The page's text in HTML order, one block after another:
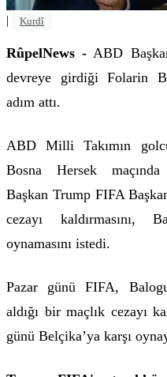
| Kurdî
RûpelNews - ABD
devreye girdiği Folarin
adım attı.
ABD Milli Takımın
Bosna Hersek
Başkan Trump FIFA
cezayı kaldırmasını,
oynamasını istedi.
Pazar günü FIFA,
aldığı bir maçlık cezayı
günü Belçika’ya karşı